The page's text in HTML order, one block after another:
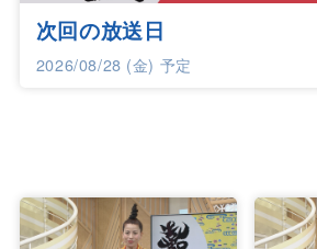
次回の放送日
2026/08/28 (金) 予定